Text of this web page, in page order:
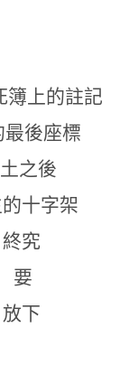
上的註記
座標
後
字架